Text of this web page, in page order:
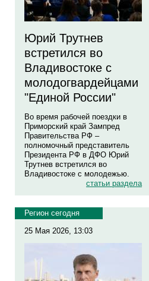
Юрий Трутнев
встретился во
Владивостоке с
молодогвардейцами
"Единой России"
Во время рабочей поездки в
Приморский край Зампред
Правительства РФ –
полномочный представитель
Президента РФ в ДФО Юрий
Трутнев встретился во
Владивостоке с молодежью.
статьи раздела
Регион сегодня
25 Мая 2026, 13:03